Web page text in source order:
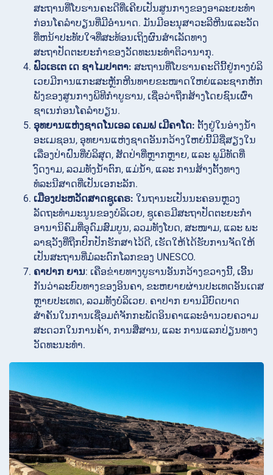
ສະຖານທີ່ໂບຮານຄະດີທີ່ເຄີຍເປັນສູນກາງຂອງອາລະຍະທຳ
ກ່ອນໂຄລຳບຽນທີ່ມີອໍານາດ. ມັນມີອະນຸສາວະລີຫີນແລະວັດ
ທີ່ຫນ້າປະທັບໃຈທີ່ສະທ້ອນເຖິງຜົນສຳເລັດທາງ
ສະຖາປັດຕະຍະກຳຂອງວັດທະນະທຳຕິວານາກຸ.
ຟົວເຣເຕ ເດ ຊາໄມປາຕາ: ສະຖານທີ່ໂບຮານຄະດີນີ້ຢູ່ກາງບໍລິ
ເວຍມີການແກະສະຫຼັກຫີນທາຍຂະໜາດໃຫຍ່ແລະຊາກຫັກ
ພັງຂອງສູນກາງພິທີກຳບູຮານ, ເຊື່ອວ່າຖືກສ້າງໂດຍຊົນເຜົ່າ
ຊາເນກ່ອນໂຄລຳບຽນ.
ອຸທຍານແຫ່ງຊາດໂນເອລ ເຄມຟ ເມີຄາໂດ: ຕັ້ງຢູ່ໃນອ່າງນ້ຳ
ອະເມຊອນ, ອຸທຍານແຫ່ງຊາດອັນກວ້າງໃຫຍ່ນີ້ມີຊື່ສຽງໃນ
ເລື່ອງປ່າຝົນທີ່ບໍລິສຸດ, ສັດປ່າທີ່ຫຼາກຫຼາຍ, ແລະ ພູມິທັດທີ່
ງົດງາມ, ລວມທັງນ້ຳຕົກ, ແມ່ນ້ຳ, ແລະ ການສ້າງຕັ້ງທາງ
ທໍລະນີສາດທີ່ເປັນເອກະລັກ.
ເມືອງປະຫວັດສາດຊູເຄຣ: ໃນຖານະເປັນນະຄອນຫຼວງ
ລັດຖະທຳມະນູນຂອງບໍລິເວຍ, ຊູເຄຣມີສະຖາປັດຕະຍະກຳ
ອານານິຄົມທີ່ອຸດົມສົມບູນ, ລວມທັງໂບດ, ສະໜາມ, ແລະ ພະ
ລາຊວັງທີ່ຖືກປົກປັກຮັກສາໄວ້ດີ, ເຮັດໃຫ້ໄດ້ຮັບການຈັດໃຫ້
ເປັນສະຖານທີ່ມໍລະດົກໂລກຂອງ UNESCO.
ຄາປາກ ຍານ: ເຄືອຂ່າຍທາງບູຮານອັນກວ້າງຂວາງນີ້, ເອີ້ນ
ກັນວ່າລະບົບທາງຂອງອິນຄາ, ຂະຫຍາຍຜ່ານປະເທດອັນເດສ
ຫຼາຍປະເທດ, ລວມທັງບໍລິເວຍ. ຄາປາກ ຍານມີບົດບາດ
ສຳຄັນໃນການເຊື່ອມຕໍ່ຈັກກະພັດອິນຄາແລະອຳນວຍຄວາມ
ສະດວກໃນການຄ້າ, ການສື່ສານ, ແລະ ການແລກປ່ຽນທາງ
ວັດທະນະທຳ.